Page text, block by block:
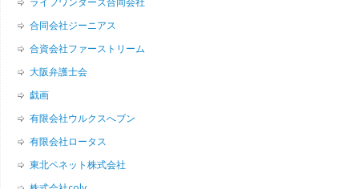
合同会社ジーニアス
合資会社ファーストリーム
大阪弁護士会
戯画
有限会社ウルクスへブン
有限会社ロータス
東北ペネット株式会社